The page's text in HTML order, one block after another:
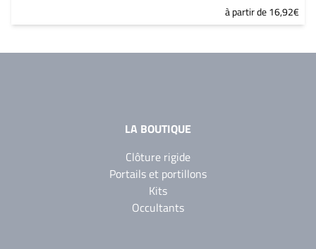
à partir de 16,92€
LA BOUTIQUE
Clôture rigide
Portails et portillons
Kits
Occultants